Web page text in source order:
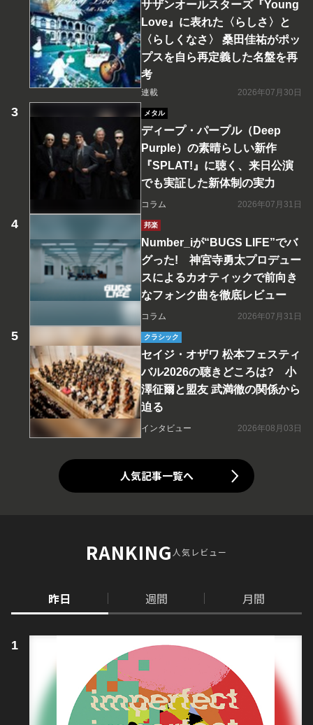
サザンオールスターズ『Young
Love』に表れた〈らしさ〉と
〈らしくなさ〉 桑田佳祐がポッ
プスを自ら再定義した名盤を再
考
連載 2026年07月30日
メタル
ディープ・パープル（Deep
Purple）の素晴らしい新作
『SPLAT!』に聴く、来日公演
でも実証した新体制の実力
コラム 2026年07月31日
邦楽
Number_iが“BUGS LIFE”でバ
グった! 神宮寺勇太プロデュー
スによるカオティックで前向き
なフォンク曲を徹底レビュー
コラム 2026年07月31日
クラシック
セイジ・オザワ 松本フェスティ
バル2026の聴きどころは? 小
澤征爾と盟友 武満徹の関係から
迫る
インタビュー 2026年08月03日
人気記事一覧へ
RANKING人気レビュー
昨日 週間 月間